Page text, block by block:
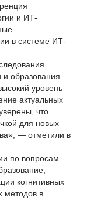
и ИТ-
в системе ИТ-
образования.
уровень
актуальных
что
для новых
— отметили в
по вопросам
когнитивных
методов в